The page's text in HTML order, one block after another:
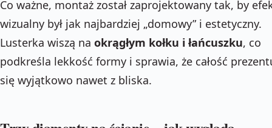
Co ważne, montaż został zaprojektowany tak, by
wizualny był jak najbardziej „domowy” i estetyczny.
Lusterka wiszą na okrągłym kołku i łańcuszku, co
podkreśla lekkość formy i sprawia, że całość
się wyjątkowo nawet z bliska.